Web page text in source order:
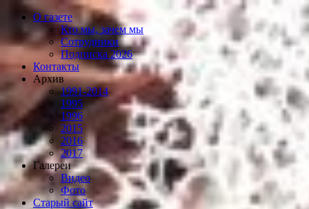
О газете
Кто мы, зачем мы
Сотрудники
Подписка 2026
Контакты
Архив
1991-2014
1995
1996
2015
2016
2017
Галереи
Видео
Фото
Старый сайт